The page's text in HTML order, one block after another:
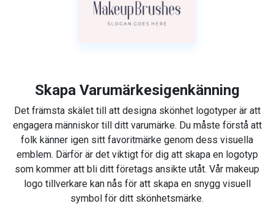
Skapa Varumärkesigenkänning
Det främsta skälet till att designa skönhet logotyper är att
engagera människor till ditt varumärke. Du måste förstå att
folk känner igen sitt favoritmärke genom dess visuella
emblem. Därför är det viktigt för dig att skapa en logotyp
som kommer att bli ditt företags ansikte utåt. Vår makeup
logo tillverkare kan nås för att skapa en snygg visuell
symbol för ditt skönhetsmärke.